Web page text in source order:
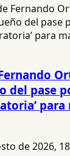
del pase
de 2026,